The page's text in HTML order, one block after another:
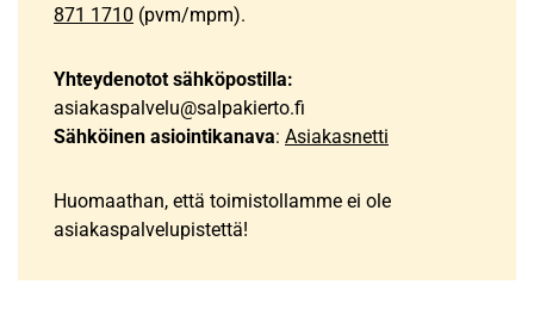
871 1710 (pvm/mpm).
Yhteydenotot sähköpostilla:
asiakaspalvelu@salpakierto.fi
Sähköinen asiointikanava: Asiakasnetti
Huomaathan, että toimistollamme ei ole
asiakaspalvelupistettä!